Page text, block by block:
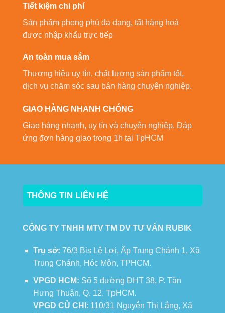
Tiết kiệm chi phí
Sản phẩm phong phú đa dạng, tất hàng hoá
được nhập khẩu trực tiếp
An toàn mua sắm
Thương hiệu uy tín, chất lượng sản phẩm tốt,
dịch vụ chăm sóc sau bán hàng chuyên nghiệp.
GIAO HÀNG NHANH CHÓNG
Giao hàng nhanh, uy tín và chuyên nghiệp. Đáp
ứng đơn hàng giao trong 1h tại TpHCM
THÔNG TIN LIÊN HỆ
CÔNG TY TNHH MTV TM DV TƯ VẤN RUBIK
Trụ sở: 76/3 Bis Lê Lợi, Ấp Trung Chánh 1, Xã
Trung Chánh, Hóc Môn, TPHCM.
VPGD HCM: Số 5 đường ĐHT 38, P. Tân
Hưng Thuận, Q. 12, TpHCM.
VPGD CỦ CHI : 110/31 Nguyễn Thị Lắng, Xã